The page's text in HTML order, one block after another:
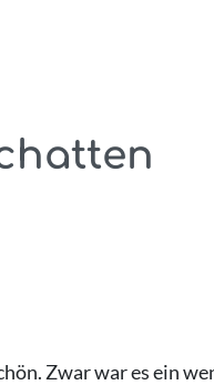
Zwar war es ein